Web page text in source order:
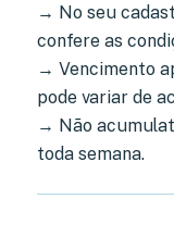
→ No seu
confere as
→ Vencimento
pode variar de
→ Não
toda semana.